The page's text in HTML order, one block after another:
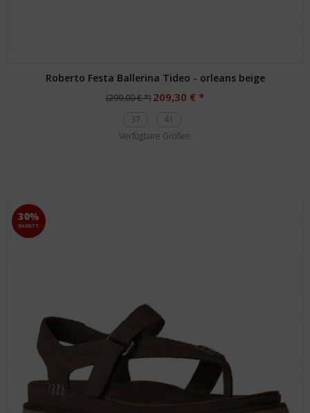
Roberto Festa Ballerina Tideo - orleans beige
(299,00 € *) 209,30 € *
37
41
Verfügbare Größen
30%
RABATT